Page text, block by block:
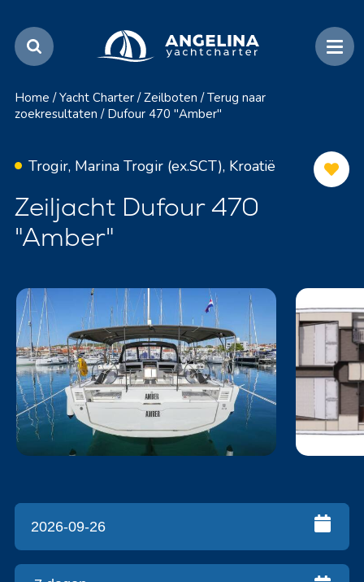
Home / Yacht Charter / Zeilboten / Terug naar
zoekresultaten / Dufour 470 "Amber"
Trogir, Marina Trogir (ex.SCT), Kroatië
Zeiljacht Dufour 470
"Amber"